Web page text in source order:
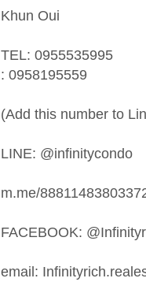
Khun Oui
TEL: 0955535995
: 0958195559
(Add this number to
LINE: @infinitycondo
m.me/
FACEBOOK:
email: